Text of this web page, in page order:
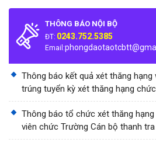
THÔNG BÁO NỘI BỘ
ĐT: 0243.752.5385
Email:
Thông báo kết quả xét thăng
trúng tuyển kỳ xét thăng hạng
chức Trường Cán bộ thanh tra
Thông báo tổ chức xét thăng
viên chức Trường Cán bộ thanh